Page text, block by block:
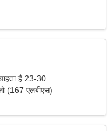
है 23-30
(167 एलबीएस)